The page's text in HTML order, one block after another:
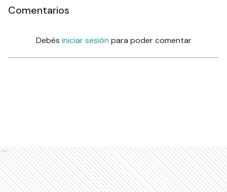
Comentarios
Debés iniciar sesión para poder comentar
Ads